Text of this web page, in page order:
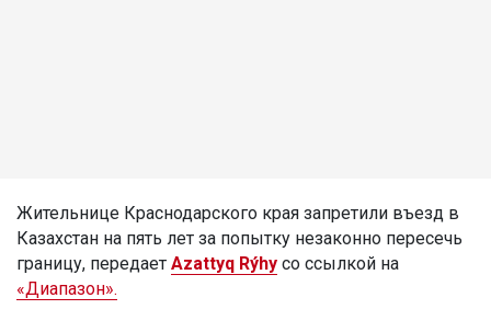
Жительнице Краснодарского края запретили въезд в
Казахстан на пять лет за попытку незаконно пересечь
границу, передает Azattyq Rýhy со ссылкой на
«Диапазон».